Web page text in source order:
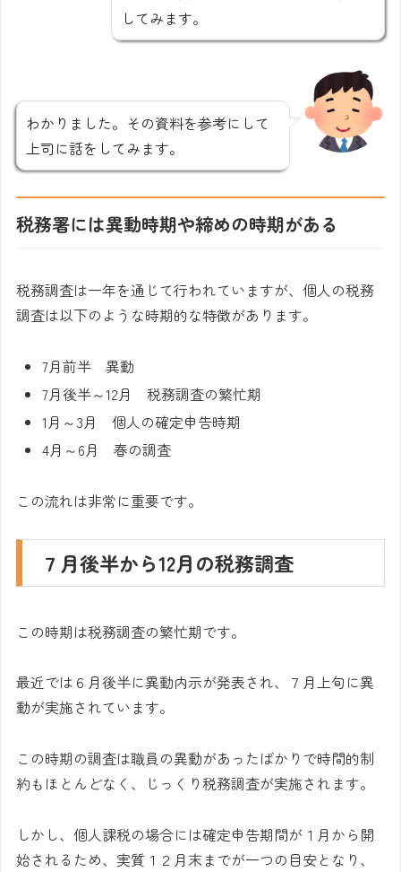
してみます。
わかりました。その資料を参考にして
上司に話をしてみます。
税務署には異動時期や締めの時期がある
税務調査は一年を通じて行われていますが、個人の税務
調査は以下のような時期的な特徴があります。
7月前半 異動
7月後半～12月 税務調査の繁忙期
1月～3月 個人の確定申告時期
4月～6月 春の調査
この流れは非常に重要です。
７月後半から12月の税務調査
この時期は税務調査の繁忙期です。
最近では６月後半に異動内示が発表され、７月上旬に異
動が実施されています。
この時期の調査は職員の異動があったばかりで時間的制
約もほとんどなく、じっくり税務調査が実施されます。
しかし、個人課税の場合には確定申告期間が１月から開
始されるため、実質１２月末までが一つの目安となり、